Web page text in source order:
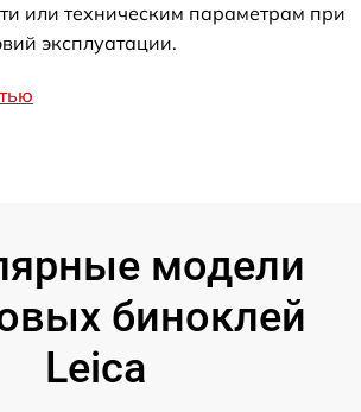
или техническим параметрам при
эксплуатации.
модели
биноклей
Leica